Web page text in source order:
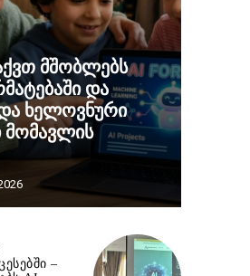
მშობლებს
და
ხელოვნური
მომავლის
–